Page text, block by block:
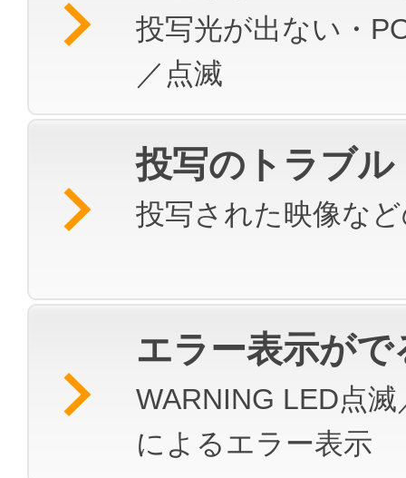
投写光が出ない・
／点滅
投写のトラブル
投写された映像な
エラー表示がで
WARNING LED点
によるエラー表示